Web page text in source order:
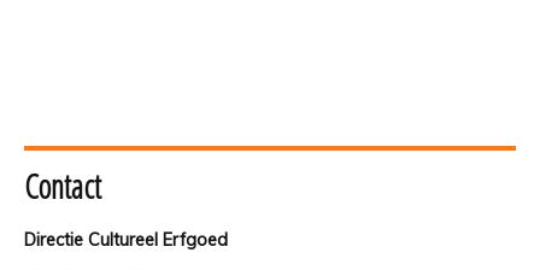
Contact
Directie Cultureel Erfgoed